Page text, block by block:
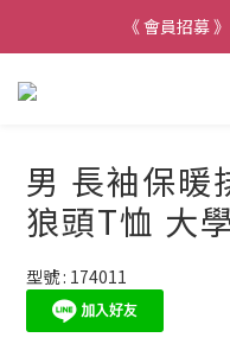
《 會員招募
男 長袖保暖
狼頭T恤 大
型號 : 174011